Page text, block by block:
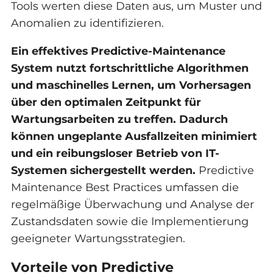
Tools werten diese Daten aus, um Muster und
Anomalien zu identifizieren.
Ein effektives Predictive-Maintenance
System nutzt fortschrittliche Algorithmen
und maschinelles Lernen, um Vorhersagen
über den optimalen Zeitpunkt für
Wartungsarbeiten zu treffen. Dadurch
können ungeplante Ausfallzeiten minimiert
und ein reibungsloser Betrieb von IT-
Systemen sichergestellt werden. Predictive
Maintenance Best Practices umfassen die
regelmäßige Überwachung und Analyse der
Zustandsdaten sowie die Implementierung
geeigneter Wartungsstrategien.
Vorteile von Predictive